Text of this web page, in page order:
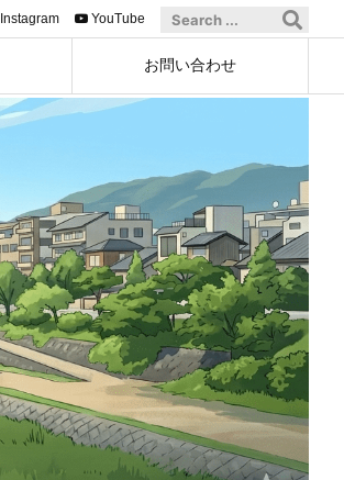
お問い合わせ
Instagram YouTube